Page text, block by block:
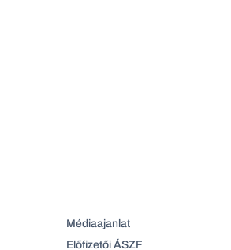
Médiaajanlat
Előfizetői ÁSZF